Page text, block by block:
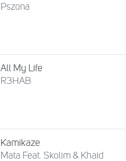
Pszona
All My Life
R3HAB
Kamikaze
Mata Feat. Skolim & Khaid